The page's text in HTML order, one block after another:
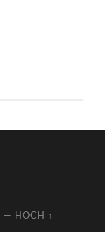
— HOCH ↑